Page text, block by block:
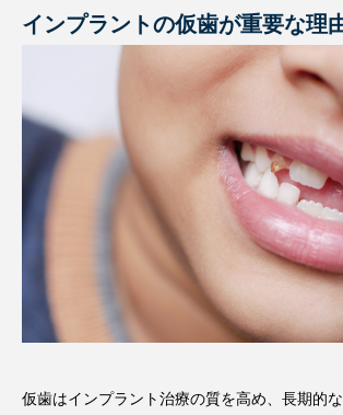
インプラントの仮歯が重要な理
仮歯はインプラント治療の質を高め、長期的